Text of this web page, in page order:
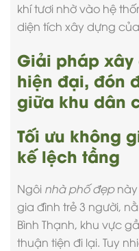
khí tươi nhờ vào hệ
diện tích xây dựng
Giải pháp
hiện đại, đón
giữa khu dân
Tối ưu không
kế lệch tầng
Ngôi nhà phố đẹpnày
gia đình trẻ 3 người,
Bình Thạnh, khu vực
thuận tiện đi lại. Tuy